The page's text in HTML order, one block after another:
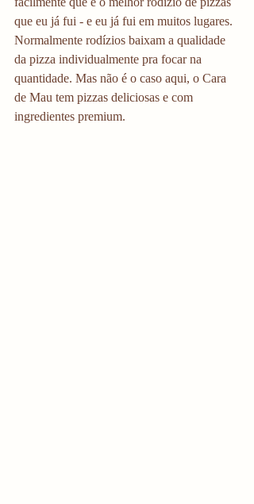
que eu já fui - e eu já fui em muitos lugares.
Normalmente rodízios baixam a qualidade
da pizza individualmente pra focar na
quantidade. Mas não é o caso aqui, o Cara
de Mau tem pizzas deliciosas e com
ingredientes premium.